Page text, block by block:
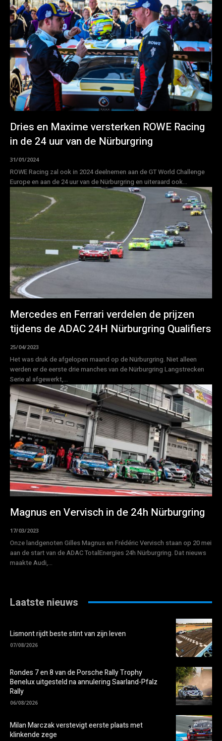
Dries en Maxime versterken ROWE Racing
in de 24 uur van de Nürburgring
31/01/2024
ROWE Racing zal ook in 2024 deelnemen aan de GT World Challenge
Europe en aan de 24 uur van de Nürburgring en uiteraard ook...
Mercedes en Ferrari verdelen de prijzen
tijdens de ADAC 24H Nürburgring Qualifiers
25/04/2023
Het was druk de afgelopen maand op de Nürburgring. Niet alleen
werden er de eerste drie manches van de Nürburgring Langstrecken
Serie al afgewerkt,...
Magnus en Vervisch in de 24h Nürburgring
17/03/2023
Onze landgenoten Gilles Magnus en Frédéric Vervisch staan op 20 mei
aan de start van de ADAC TotalEnergies 24h Nürburgring. Dat nieuws
maakte Audi,...
Laatste nieuws
Lismont rijdt beste stint van zijn leven
07/08/2026
Rondes 7 en 8 van de Porsche Rally Trophy
Benelux uitgesteld na annulering Saarland-Pfalz
Rally
06/08/2026
Milan Marczak verstevigt eerste plaats met
klinkende zege